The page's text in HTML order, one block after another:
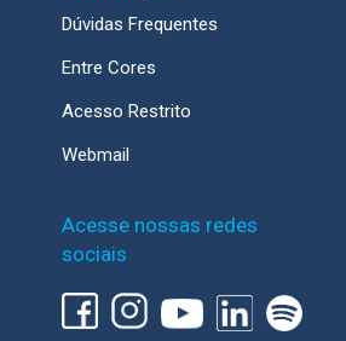
Dúvidas Frequentes
Entre Cores
Acesso Restrito
Webmail
Acesse nossas redes
sociais